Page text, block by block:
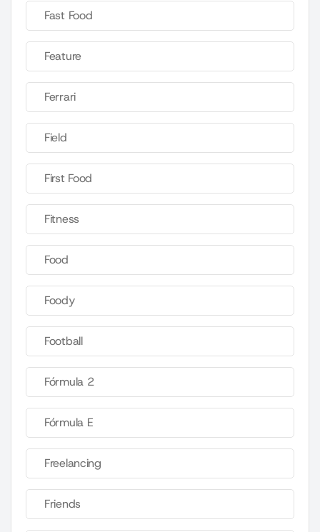
Fast Food
Feature
Ferrari
Field
First Food
Fitness
Food
Foody
Football
Fórmula 2
Fórmula E
Freelancing
Friends